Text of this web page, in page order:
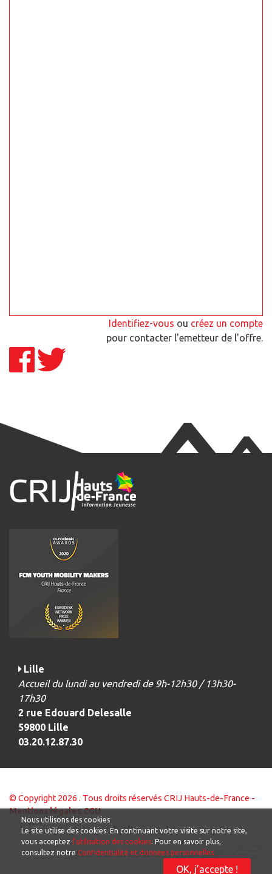
Identifiez-vous ou créez un compte
pour contacter l'emetteur de l'offre.
Lille
Accueil du lundi au vendredi de 9h-12h30 / 13h30-
17h30
2 rue Edouard Delesalle
59800 Lille
03.20.12.87.30
© Copyright 2026 . Tous droits réservés CRIJ Hauts-de-France -
Mentions légalesCGU
Site réalisé et référencé par Awak Studio
Nous utilisons des cookies
Le site utilise des cookies. En continuant votre visite sur notre site,
vous acceptez l'utilisation des cookies. Pour en savoir plus,
consultez notre Confidentialité et données personnelles
OK, j’accepte !